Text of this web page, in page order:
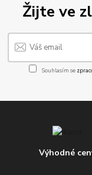
Žijte ve
Souhlasím se
Výhodné